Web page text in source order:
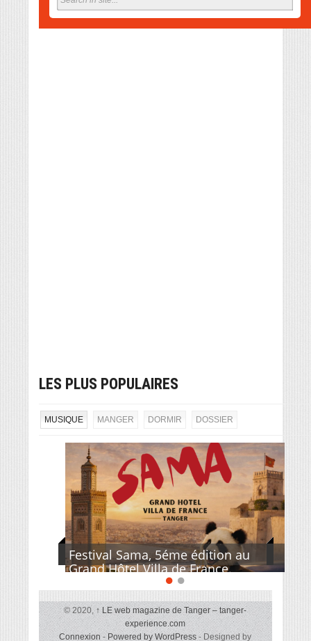
LES PLUS POPULAIRES
MUSIQUE MANGER DORMIR DOSSIER
Festival Sama, 5éme édition au
Grand Hôtel Villa de France.
© 2020,↑ LE web magazine de Tanger – tanger-
experience.com
Connexion-Powered by WordPress- Designed by